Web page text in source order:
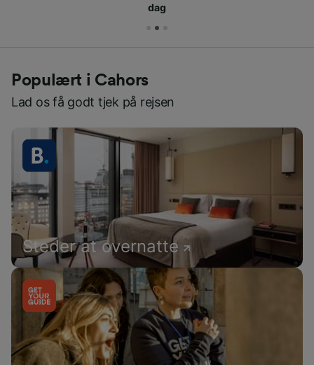
dag
Populært i Cahors
Lad os få godt tjek på rejsen
Steder at overnatte